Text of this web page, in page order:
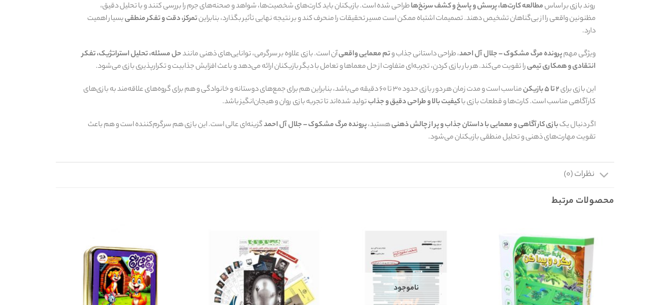
روند بازی بر اساسمطالعه کارت‌ها، پرسش و پاسخ و کشف سرنخ‌هاطراحی شده است. بازیکنان باید کارت‌های شخصیت‌ها، شواهد و صحنه‌های جرم را بررسی کنند و با تحلیل دقیق،
مظنونین واقعی را از بی‌گناهان تشخیص دهند. تصمیمات اشتباه ممکن است مسیر تحقیقات را منحرف کند و بر نتیجه نهایی تأثیر بگذارد، بنابراینتمرکز، دقت و تفکر منطقیبسیار اهمیت
دارد.
ویژگی مهمپرونده مرگ مشکوک – جلال آل احمد، طراحی داستانی جذاب وتم معمایی واقعیآن است. بازی علاوه بر سرگرمی، توانایی‌های ذهنی مانندحل مسئله، تحلیل استراتژیک، تفکر
انتقادی و همکاری تیمیرا تقویت می‌کند. هر بار بازی کردن، تجربه‌ای متفاوت از حل معماها و تعامل با دیگر بازیکنان ارائه می‌دهد و باعث افزایش جذابیت و تکرارپذیری بازی می‌شود.
این بازی برای۲ تا ۵ بازیکن
مناسب است و مدت زمان هر دور بازی حدود ۳۰ تا ۶۰ دقیقه می‌باشد، بنابراین هم برای جمع‌های دوستانه و خانوادگی و هم برای گروه‌های علاقه‌مند به بازی‌های
کارآگاهی مناسب است. کارت‌ها و قطعات بازی باکیفیت بالا و طراحی دقیق و جذابتولید شده‌اند تا تجربه بازی روان و هیجان‌انگیز باشد.
اگر دنبال یکبازی کارآگاهی و معمایی با داستان جذاب و پر از چالش ذهنیهستید،پرونده مرگ مشکوک – جلال آل احمدگزینه‌ای عالی است. این بازی هم سرگرم‌کننده است و هم باعث
تقویت مهارت‌های ذهنی و تحلیل منطقی بازیکنان می‌شود.
نظرات (۰)
محصولات مرتبط
ناموجود